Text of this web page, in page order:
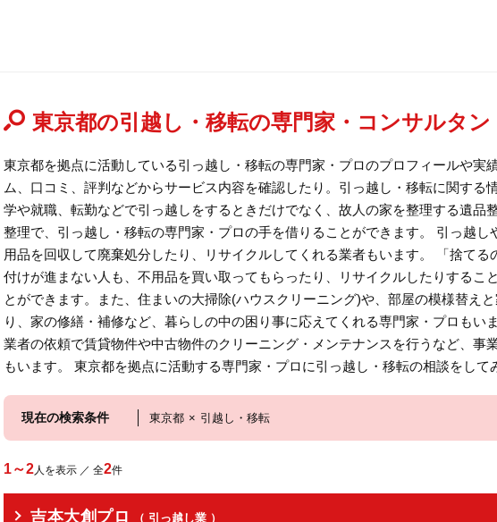
東京都の引越し・移転の専門家・コンサルタン
東京都を拠点に活動している引っ越し・移転の専門家・プロのプロフィールや実
ム、口コミ、評判などからサービス内容を確認したり。引っ越し・移転に関する
学や就職、転勤などで引っ越しをするときだけでなく、故人の家を整理する遺品
整理で、引っ越し・移転の専門家・プロの手を借りることができます。 引っ越し
用品を回収して廃棄処分したり、リサイクルしてくれる業者もいます。 「捨て
付けが進まない人も、不用品を買い取ってもらったり、リサイクルしたりするこ
とができます。また、住まいの大掃除(ハウスクリーニング)や、部屋の模様替え
り、家の修繕・補修など、暮らしの中の困り事に応えてくれる専門家・プロもい
業者の依頼で賃貸物件や中古物件のクリーニング・メンテナンスを行うなど、事
もいます。 東京都を拠点に活動する専門家・プロに引っ越し・移転の相談をして
現在の検索条件 東京都 × 引越し・移転
1～2人を表示 ／ 全2件
吉本大創プロ
（ 引っ越し業 ）